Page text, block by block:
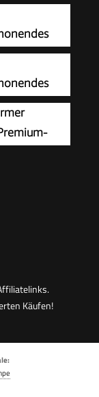
|
einfachen
| Korb
Stecker
Käufen!